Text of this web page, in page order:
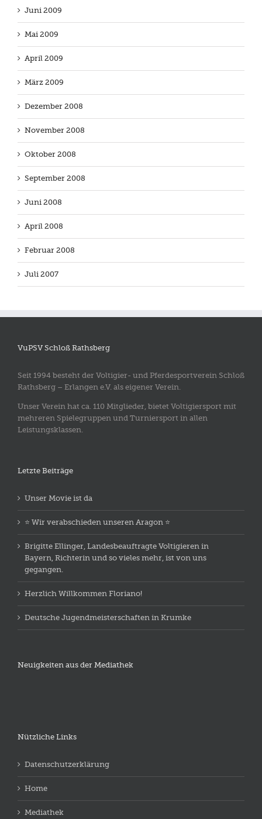
Juni 2009
Mai 2009
April 2009
März 2009
Dezember 2008
November 2008
Oktober 2008
September 2008
Juni 2008
April 2008
Februar 2008
Juli 2007
VuPSV Schloß Rathsberg
Seit 1994 besteht der Voltigier- und Pferdesportverein Schloß
Rathsberg – Erlangen e.V. als eigener Verein.
Unser Verein hat ca. 110 Mitglieder, bietet Voltigiersport mit
mehreren Spielegruppen und Turniersport in allen
Leistungsklassen.
Letzte Beiträge
Unser Movie ist da
⭐️ Wir verabschieden unseren Aragon ⭐️
Brigitte Ellinger, Landesbeauftragte Voltigieren in
Bayern, Richterin und so vieles mehr, ist von uns
gegangen.
Herzlich Willkommen Floriano!
Deutsche Jugendmeisterschaften in Krumke
Neuigkeiten aus der Mediathek
Nützliche Links
Datenschutzerklärung
Home
Mediathek